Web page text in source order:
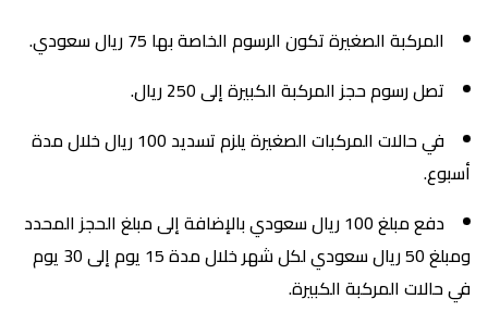
المركبة الصغيرة تكون الرسوم الخاصة بها 75 ريال سعودي.
تصل رسوم حجز المركبة الكبيرة إلى 250 ريال.
في حالات المركبات الصغيرة يلزم تسديد 100 ريال خلال مدة
أسبوع.
دفع مبلغ 100 ريال سعودي بالإضافة إلى مبلغ الحجز المحدد
ومبلغ 50 ريال سعودي لكل شهر خلال مدة 15 يوم إلى 30 يوم
في حالات المركبة الكبيرة.